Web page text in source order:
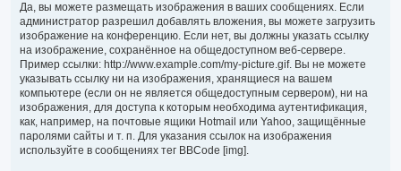
Да, вы можете размещать изображения в ваших сообщениях. Если
администратор разрешил добавлять вложения, вы можете загрузить
изображение на конференцию. Если нет, вы должны указать ссылку
на изображение, сохранённое на общедоступном веб-сервере.
Пример ссылки: http://www.example.com/my-picture.gif. Вы не можете
указывать ссылку ни на изображения, хранящиеся на вашем
компьютере (если он не является общедоступным сервером), ни на
изображения, для доступа к которым необходима аутентификация,
как, например, на почтовые ящики Hotmail или Yahoo, защищённые
паролями сайты и т. п. Для указания ссылок на изображения
используйте в сообщениях тег BBCode [img].